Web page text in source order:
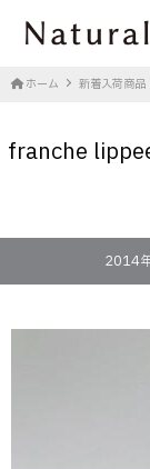
ホーム 新着入荷商品
franche
2014